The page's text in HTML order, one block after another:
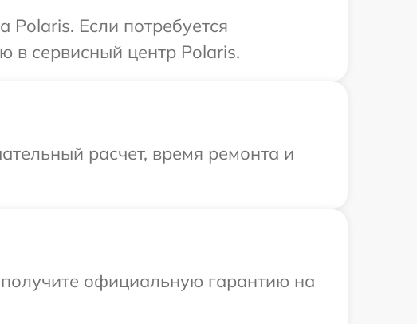
Polaris. Если потребуется
в сервисный центр Polaris.
расчет, время ремонта и
официальную гарантию на